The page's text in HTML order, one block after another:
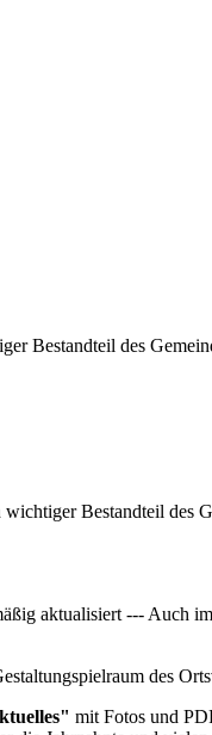
Bestandteil des
Bestandteil des
aktualisiert --- Auch
des
mit Fotos und